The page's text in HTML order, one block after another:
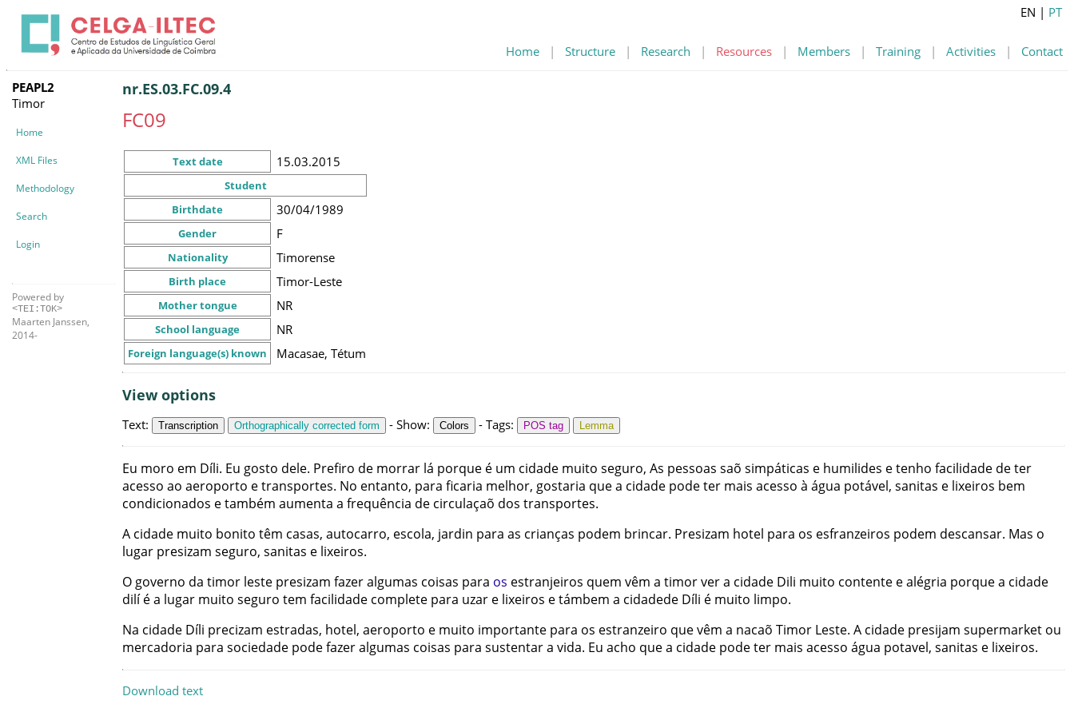
Home | Structure | Research | Resources | Members | Training | Activities | Contact
EN | PT
PEAPL2
Timor
Home
XML Files
Methodology
Search
Login
Powered by
<TEI:TOK>
Maarten Janssen,
2014-
nr.ES.03.FC.09.4
FC09
Text date 15.03.2015
Student
Birthdate
30/04/1989
Gender F
Nationality Timorense
Birth place Timor-Leste
Mother tongue NR
School language NR
Foreign language(s) known Macasae, Tétum
View options
Text: Transcription Orthographically corrected form - Show: Colors - Tags: POS tag Lemma
Eu moro em Díli. Eu gosto dele. Prefiro de morrar lá porque é um cidade muito seguro, As pessoas saõ simpáticas e humilides etenho facilidade deter
acesso ao aeroporto etransportes. No entanto, para ficaria melhor, gostaria quea cidade podeter mais acesso à água potável, sanitas e lixeiros bem
condicionados etambém aumenta a frequência de circulaçaõ dos transportes.
A cidade muito bonito têm casas, autocarro, escola, jardin para as crianças podem brincar. Presizam hotel para os esfranzeiros podem descansar. Mas o
lugar presizam seguro, sanitas e lixeiros.
O governo da timor leste presizam fazeralgumas coisas para os estranjeiros quem vêm a timorvera cidade Dili muito contente ealégria porquea cidade
dilí éa lugar muito seguro tem facilidade complete para uzar e lixeiros etámbem a cidadede Díli é muito limpo.
Na cidade Díli precizam estradas, hotel, aeroporto e muito importante para os estranzeiro quevêm a nacaõ Timor Leste. A cidade presijam supermarket ou
mercadoria para sociedade podefazeralgumas coisas para sustentara vida. Eu acho quea cidade podeter mais acesso água potavel, sanitas e lixeiros.
Download text